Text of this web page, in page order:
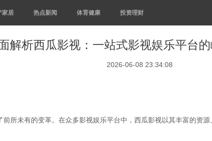
家居 热点新闻 体育健康 投资理财
解析西瓜影视：一站式影视娱乐平台
2026-06-08 23:34:08
所未有的变革。在众多影视娱乐平台中，西瓜影视以其丰富的资